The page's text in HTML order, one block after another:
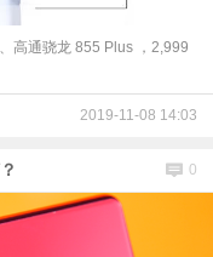
高通骁龙 855 Plus ，2,999
2019-11-08 14:03
0